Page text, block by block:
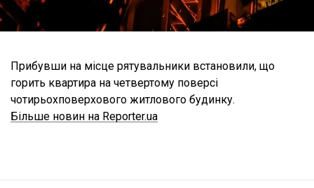
Прибувши на місце рятувальники встановили, що
горить квартира на четвертому поверсі
чотирьохповерхового житлового будинку.
Більше новин на Reporter.ua